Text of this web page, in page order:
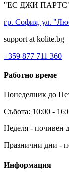
"ЕС ДЖИ ПАРТС"
гр. София, ул.
support at kolite.bg
+359 877 711 360
Работно време
Понеделник до
Събота: 10:00 -
Неделя - почивен
Празнични дни -
Информация